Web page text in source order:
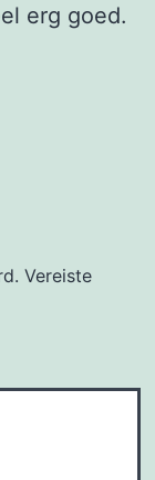
erg goed.
Vereiste